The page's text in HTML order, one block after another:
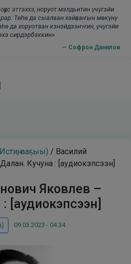
эттэххэ, норуот мэлдьитин үчүгэйи
Төһө да сыалаан хайҕааҥын мөкүнү
да хоруотаан кэнэйдээҥҥин, үчүгэйи
сирдэрбэккин»
— Софрон Данилов
ааҕыы) / Василий
Кучуна : [аудиокэпсээн]
Яковлев –
[аудиокэпсээн]
09.03.2023 - 04:34